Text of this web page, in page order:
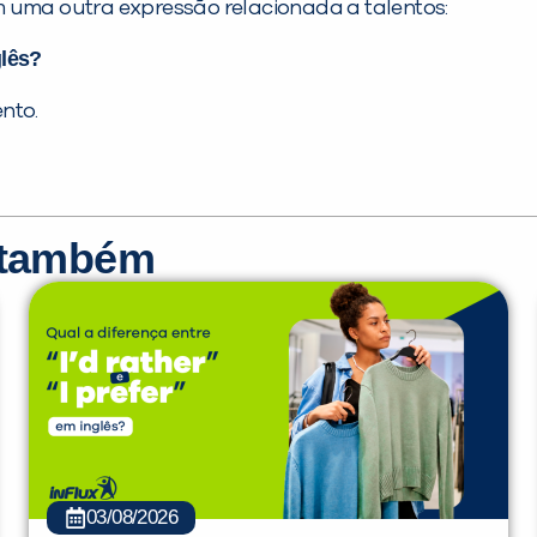
outra expressão relacionada a talentos:
03/08/2026